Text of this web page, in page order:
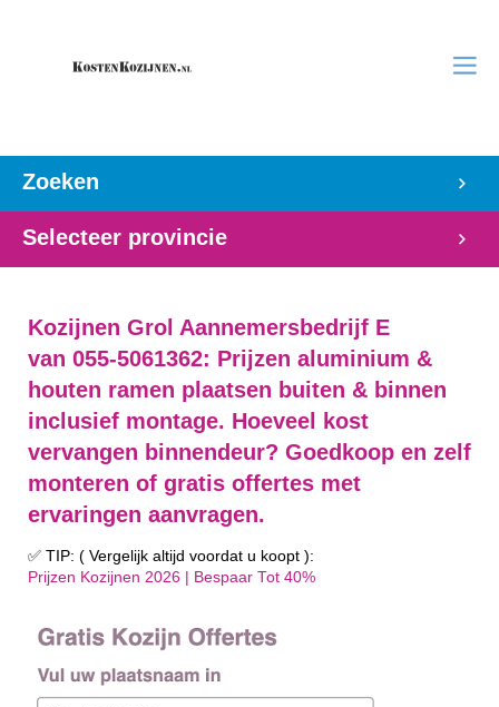
Zoeken
Selecteer provincie
Kozijnen Grol Aannemersbedrijf E
van 055-5061362: Prijzen aluminium &
houten ramen plaatsen buiten & binnen
inclusief montage. Hoeveel kost
vervangen binnendeur? Goedkoop en zelf
monteren of gratis offertes met
ervaringen aanvragen.
✅ TIP: ( Vergelijk altijd voordat u koopt ):
Prijzen Kozijnen 2026 | Bespaar Tot 40%‎